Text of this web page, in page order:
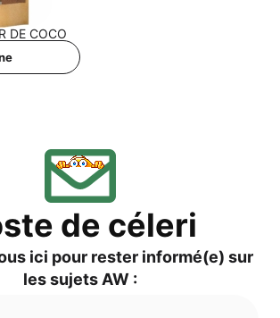
DE COCO
de céleri
ici pour res­ter informé(e) sur
les sujets AW :